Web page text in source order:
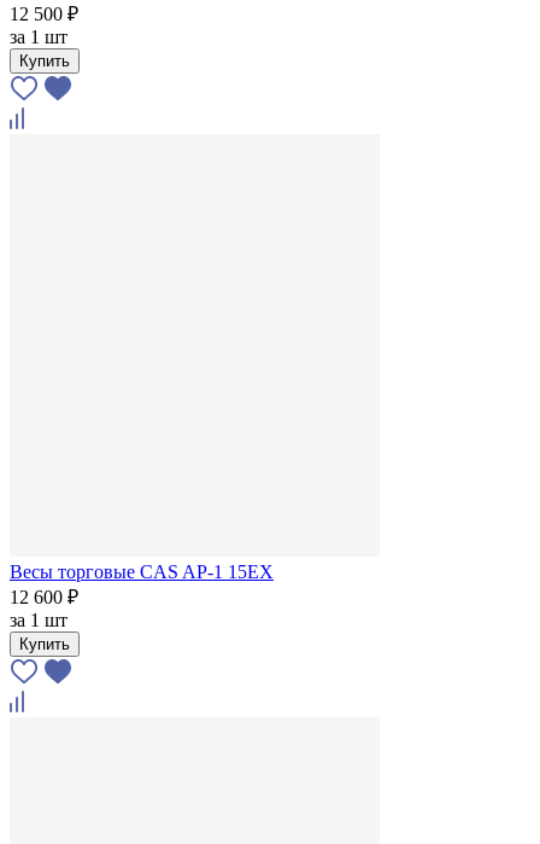
12 500 ₽
за 1 шт
Купить
Весы торговые CAS AP-1 15ЕХ
12 600 ₽
за 1 шт
Купить